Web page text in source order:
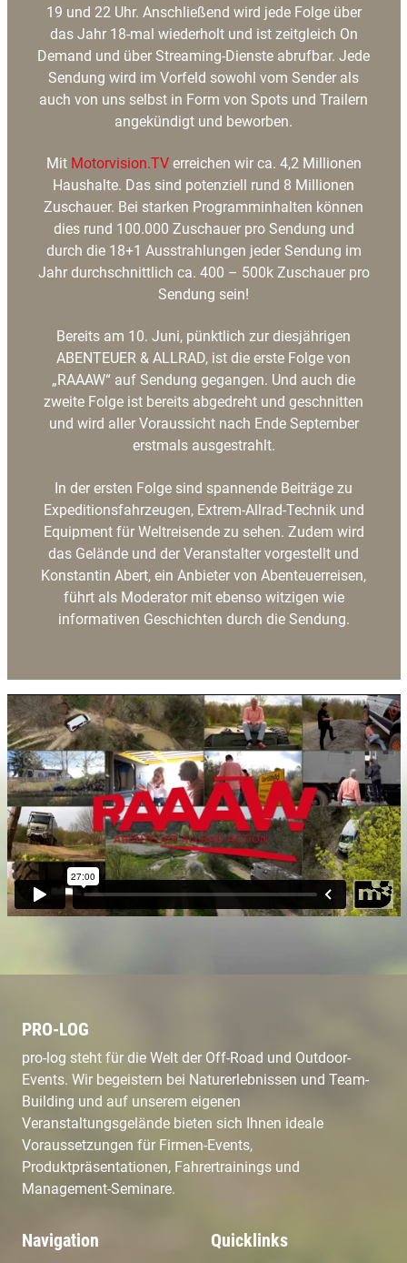
19 und 22 Uhr. Anschließend wird jede Folge über
das Jahr 18-mal wiederholt und ist zeitgleich On
Demand und über Streaming-Dienste abrufbar. Jede
Sendung wird im Vorfeld sowohl vom Sender als
auch von uns selbst in Form von Spots und Trailern
angekündigt und beworben.
Mit Motorvision.TVerreichen wir ca. 4,2 Millionen
Haushalte. Das sind potenziell rund 8 Millionen
Zuschauer. Bei starken Programminhalten können
dies rund 100.000 Zuschauer pro Sendung und
durch die 18+1 Ausstrahlungen jeder Sendung im
Jahr durchschnittlich ca. 400 – 500k Zuschauer pro
Sendung sein!
Bereits am 10. Juni, pünktlich zur diesjährigen
ABENTEUER & ALLRAD, ist die erste Folge von
„RAAAW“ auf Sendung gegangen. Und auch die
zweite Folge ist bereits abgedreht und geschnitten
und wird aller Voraussicht nach Ende September
erstmals ausgestrahlt.
In der ersten Folge sind spannende Beiträge zu
Expeditionsfahrzeugen, Extrem-Allrad-Technik und
Equipment für Weltreisende zu sehen. Zudem wird
das Gelände und der Veranstalter vorgestellt und
Konstantin Abert, ein Anbieter von Abenteuerreisen,
führt als Moderator mit ebenso witzigen wie
informativen Geschichten durch die Sendung.
PRO-LOG
pro-log steht für die Welt der Off-Road und Outdoor-
Events. Wir begeistern bei Naturerlebnissen und Team-
Building und auf unserem eigenen
Veranstaltungsgelände bieten sich Ihnen ideale
Voraussetzungen für Firmen-Events,
Produktpräsentationen, Fahrertrainings und
Management-Seminare.
Navigation Quicklinks